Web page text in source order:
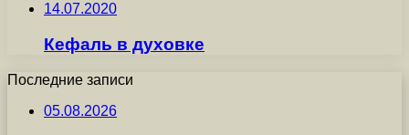
14.07.2020
Кефаль в духовке
Последние записи
05.08.2026